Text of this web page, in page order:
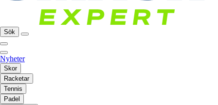
Sök
Nyheter
Skor
Racketar
Tennis
Padel